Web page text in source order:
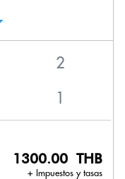
1300.00 THB
+ Impuestos y tasas